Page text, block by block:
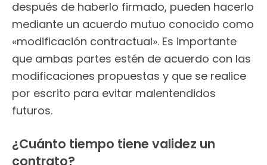
después de haberlo firmado, pueden hacerlo
mediante un acuerdo mutuo conocido como
«modificación contractual». Es importante
que ambas partes estén de acuerdo con las
modificaciones propuestas y que se realice
por escrito para evitar malentendidos
futuros.
¿Cuánto tiempo tiene validez un
contrato?